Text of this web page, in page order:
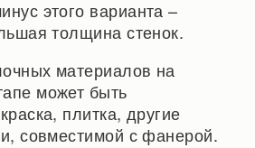
этого варианта –
толщина стенок.
материалов на
может быть
плитка, другие
совместимой с фанерой.